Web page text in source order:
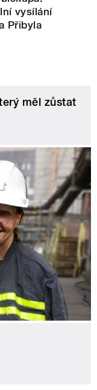
vysílání
Přibyla
měl zůstat